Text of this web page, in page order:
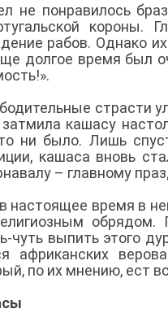
не понравилось
короны.
рабов. Однако
долгое время был
страсти
кашасу
ни было. Лишь
кашаса вновь
– главному
настоящее время в
чуть выпить этого
африканских
по их мнению, ест